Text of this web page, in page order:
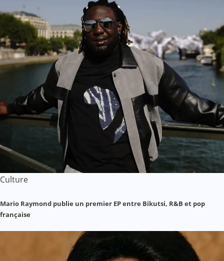
Culture
Mario Raymond publie un premier EP entre Bikutsi, R&B et pop
française